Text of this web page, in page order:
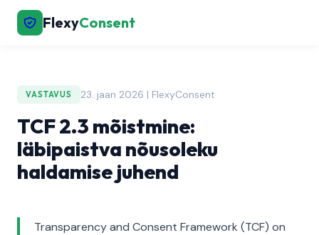
FlexyConsent
VASTAVUS 23. jaan 2026 | FlexyConsent
TCF 2.3 mõistmine:
läbipaistva nõusoleku
haldamise juhend
Transparency and Consent Framework (TCF) on